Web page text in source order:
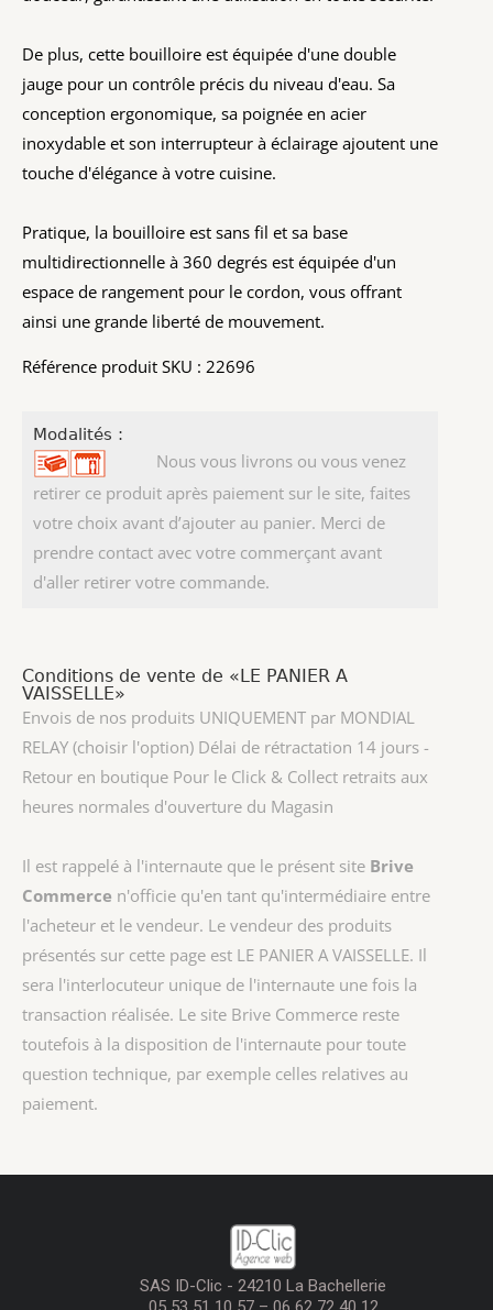
De plus, cette bouilloire est équipée d'une double
jauge pour un contrôle précis du niveau d'eau. Sa
conception ergonomique, sa poignée en acier
inoxydable et son interrupteur à éclairage ajoutent une
touche d'élégance à votre cuisine.
Pratique, la bouilloire est sans fil et sa base
multidirectionnelle à 360 degrés est équipée d'un
espace de rangement pour le cordon, vous offrant
ainsi une grande liberté de mouvement.
Référence produit SKU : 22696
Modalités :
Nous vous livrons ou vous venez
retirer ce produit après paiement sur le site, faites
votre choix avant d’ajouter au panier. Merci de
prendre contact avec votre commerçant avant
d'aller retirer votre commande.
Conditions de vente de «LE PANIER A
VAISSELLE»
Envois de nos produits UNIQUEMENT par MONDIAL
RELAY (choisir l'option) Délai de rétractation 14 jours -
Retour en boutique Pour le Click & Collect retraits aux
heures normales d'ouverture du Magasin
Il est rappelé à l'internaute que le présent site Brive
Commerce n'officie qu'en tant qu'intermédiaire entre
l'acheteur et le vendeur. Le vendeur des produits
présentés sur cette page est LE PANIER A VAISSELLE. Il
sera l'interlocuteur unique de l'internaute une fois la
transaction réalisée. Le site Brive Commerce reste
toutefois à la disposition de l'internaute pour toute
question technique, par exemple celles relatives au
paiement.
SAS ID-Clic - 24210 La Bachellerie